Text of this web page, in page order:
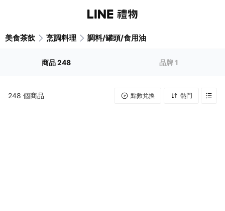
美食茶飲 烹調料理 調料/罐頭/食用油
商品248 品牌1
248 個商品 點數兌換 熱門